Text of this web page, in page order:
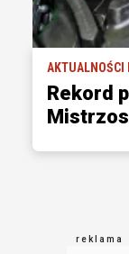
AKTUALNOŚCI
Rekord